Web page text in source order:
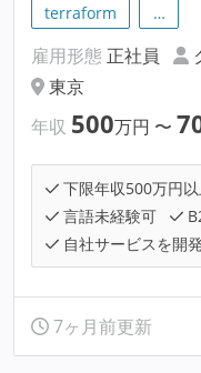
terraform
…
雇用形態 正社員
東京
年収 500万円 〜
下限年収500万円
言語未経験可
自社サービスを開発
7ヶ月前更新